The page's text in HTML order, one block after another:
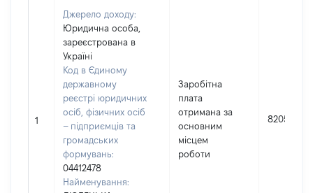
1
Джерело доходу:
Юридична особа,
зареєстрована в
Україні
Код в Єдиному
державному
реєстрі юридичних
осіб, фізичних осіб
– підприємців та
громадських
формувань:
04412478
Найменування:
Заробітна
плата
отримана за
основним
місцем
роботи
82053